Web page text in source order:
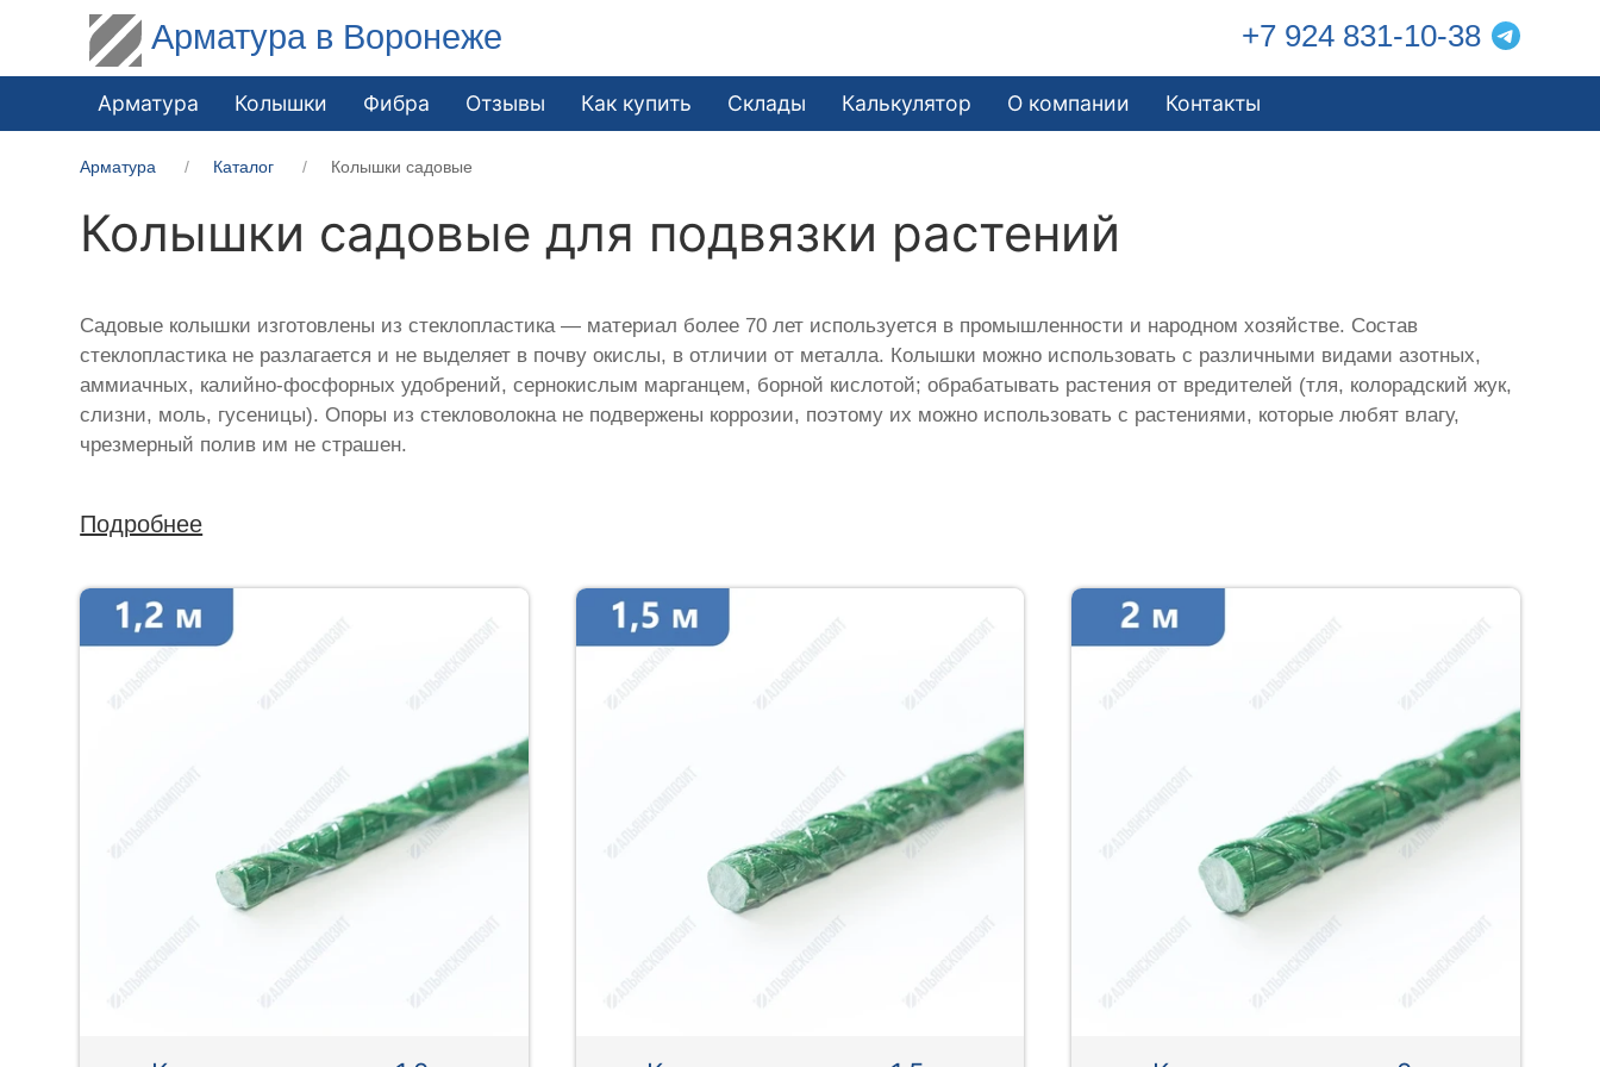
Арматура в Воронеже +7 924 831-10-38
Арматура Колышки Фибра Отзывы Как купить Склады Калькулятор О компании Контакты
Арматура Каталог Колышки садовые
Колышки садовые для подвязки растений
Садовые колышки изготовлены из стеклопластика — материал более 70 лет используется в промышленности и народном хозяйстве. Состав
стеклопластика не разлагается и не выделяет в почву окислы, в отличии от металла. Колышки можно использовать с различными видами азотных,
аммиачных, калийно-фосфорных удобрений, сернокислым марганцем, борной кислотой; обрабатывать растения от вредителей (тля, колорадский жук,
слизни, моль, гусеницы). Опоры из стекловолокна не подвержены коррозии, поэтому их можно использовать с растениями, которые любят влагу,
чрезмерный полив им не страшен.
Подробнее